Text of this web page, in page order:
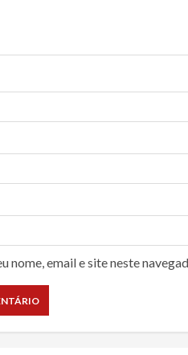
nome, email e site neste